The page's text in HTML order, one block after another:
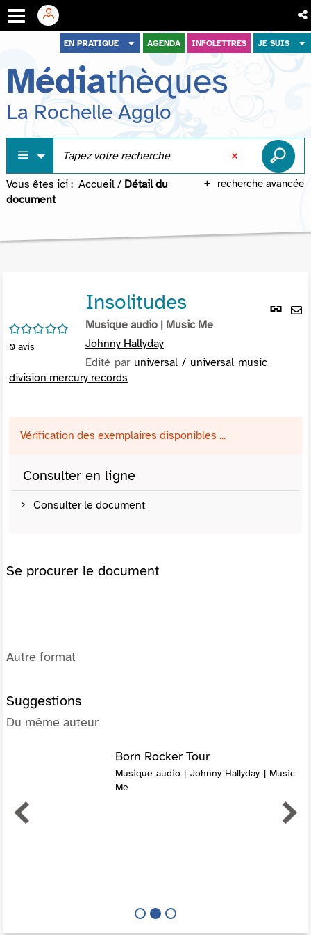
menu
contenu
recherche
EN PRATIQUE AGENDA INFOLETTRES JE SUIS
Médiathèques
La Rochelle Agglo
recherche avancée
Vous êtes ici : Accueil / Détail du
document
Lien
/5
0 avis
Insolitudes
Musique audio | Music Me
Johnny Hallyday
Edité par universal / universal music
division mercury records
Vérification des exemplaires disponibles ...
Consulter en ligne
Consulter le document
Se procurer le document
Autre format
Suggestions
Du même auteur
Born Rocker Tour
Musique audio | Johnny Hallyday | Music
Me